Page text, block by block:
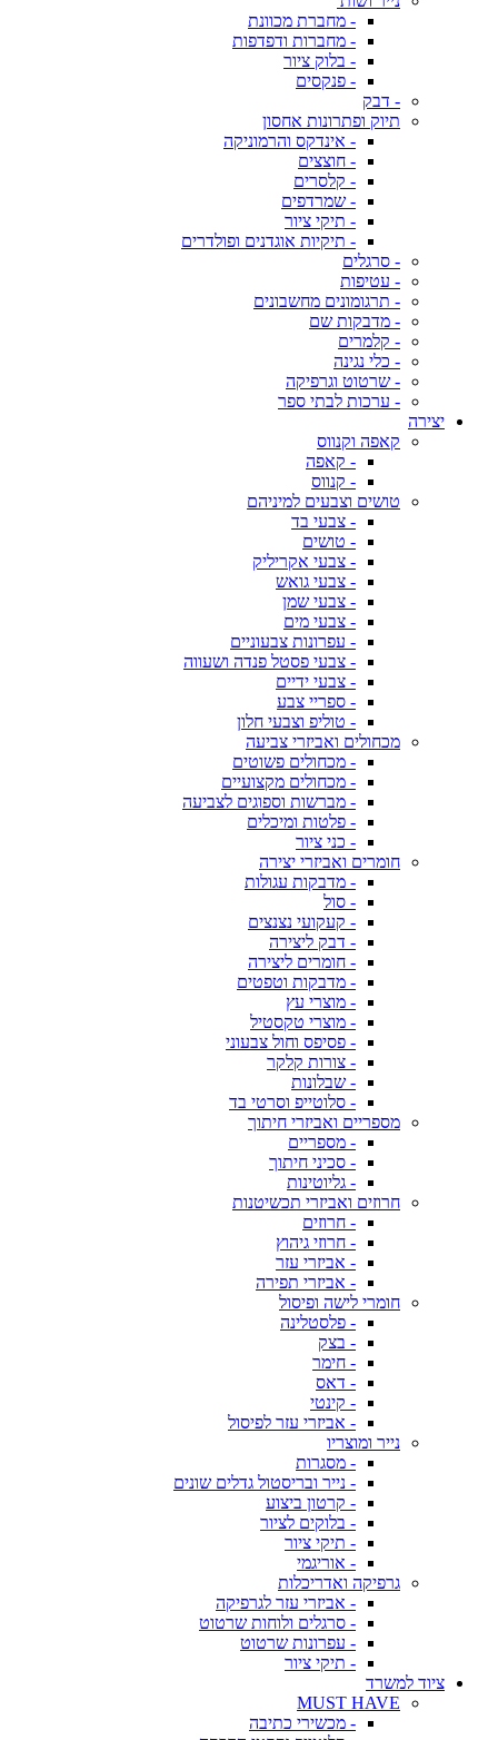
- מחברת מכוונת
- מחברות ודפדפות
- בלוק ציור
- פנקסים
- דבק
תיוק ופתרונות אחסון
- אינדקס והרמוניקה
- חוצצים
- קלסרים
- שמרדפים
- תיקי ציור
- תיקיות אוגדנים ופולדרים
- סרגלים
- עטיפות
- תרגומונים מחשבונים
- מדבקות שם
- קלמרים
- כלי נגינה
- שרטוט וגרפיקה
- ערכות לבתי ספר
יצירה
קאפה וקנווס
- קאפה
- קנווס
טושים וצבעים למיניהם
- צבעי בד
- טושים
- צבעי אקריליק
- צבעי גואש
- צבעי שמן
- צבעי מים
- עפרונות צבעוניים
- צבעי פסטל פנדה ושעווה
- צבעי ידיים
- ספריי צבע
- טוליפ וצבעי חלון
מכחולים ואביזרי צביעה
- מכחולים פשוטים
- מכחולים מקצועיים
- מברשות וספוגים לצביעה
- פלטות ומיכלים
- כני ציור
חומרים ואביזרי יצירה
- מדבקות עגולות
- סול
- קעקועי נצנצים
- דבק ליצירה
- חומרים ליצירה
- מדבקות וטפטים
- מוצרי עץ
- מוצרי טקסטיל
- פסיפס וחול צבעוני
- צורות קלקר
- שבלונות
- סלוטייפ וסרטי בד
מספריים ואביזרי חיתוך
- מספריים
- סכיני חיתוך
- גליוטינות
חרוזים ואביזרי תכשיטנות
- חרוזים
- חרוזי גיהוץ
- אביזרי עזר
- אביזרי תפירה
חומרי לישה ופיסול
- פלסטלינה
- בצק
- חימר
- דאס
- קינטי
- אביזרי עזר לפיסול
נייר ומוצריו
- מסגרות
- נייר ובריסטול גדלים שונים
- קרטון ביצוע
- בלוקים לציור
- תיקי ציור
- אוריגמי
גרפיקה ואדריכלות
- אביזרי עזר לגרפיקה
- סרגלים ולוחות שרטוט
- עפרונות שרטוט
- תיקי ציור
ציוד למשרד
MUST HAVE
- מכשירי כתיבה